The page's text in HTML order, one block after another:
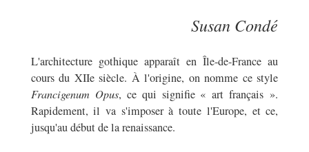
Susan Condé
L'architecture gothique apparaît en Île-de-France au
cours du XIIe siècle. À l'origine, on nomme ce style
Francigenum Opus, ce qui signifie « art français ».
Rapidement, il va s'imposer à toute l'Europe, et ce,
jusqu'au début de la renaissance.